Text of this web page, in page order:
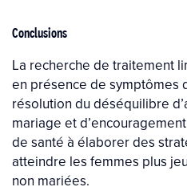
Conclusions
La recherche de traitement
en présence de symptômes
résolution du déséquilibre
mariage et
de santé à élaborer des
atteindre les femmes plus
non mariées.